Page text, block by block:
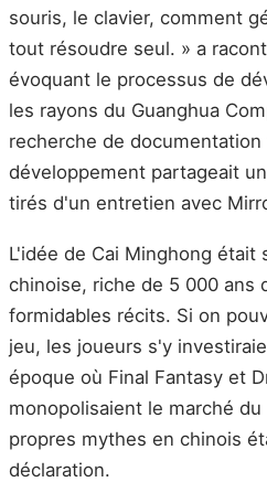
souris, le clavier, comment
tout résoudre seul. » a
évoquant le processus de
les rayons du Guanghua
recherche de
développement partageait
tirés d'un entretien avec
L'idée de Cai Minghong était
chinoise, riche de 5 000 ans
formidables récits. Si on
jeu, les joueurs s'y
époque où Final Fantasy et
monopolisaient le marché du
propres mythes en chinois
déclaration.